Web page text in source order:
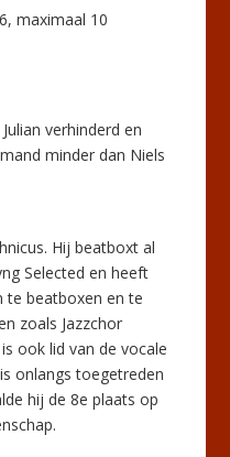
maximaal 10
verhinderd en
minder dan Niels
Hij beatboxt al
Selected en heeft
te beatboxen en te
zoals Jazzchor
ook lid van de vocale
onlangs toegetreden
hij de 8e plaats op